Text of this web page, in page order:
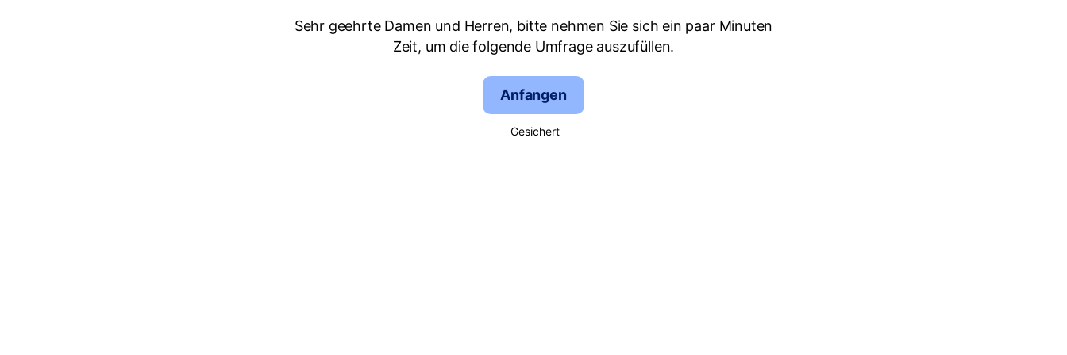
Sehr geehrte Damen und Herren, bitte nehmen Sie sich ein paar Minuten
Zeit, um die folgende Umfrage auszufüllen.
Anfangen
Gesichert